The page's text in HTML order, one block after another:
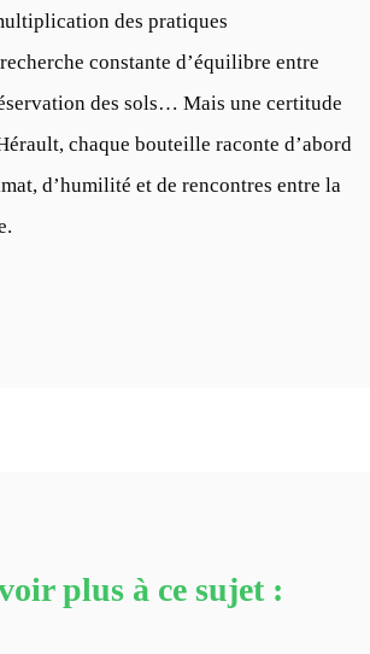
des pratiques
constante d’équilibre entre
des sols… Mais une certitude
chaque bouteille raconte d’abord
d’humilité et de rencontres entre la
plus à ce sujet :